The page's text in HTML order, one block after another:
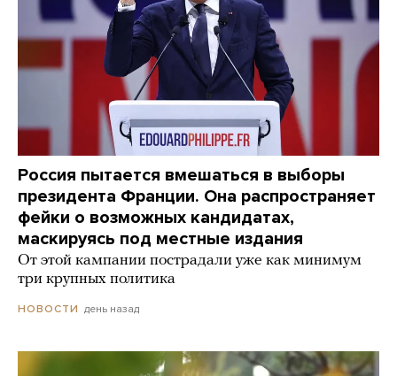
Россия пытается вмешаться в выборы
президента Франции. Она распространяет
фейки о возможных кандидатах,
маскируясь под местные издания
От этой кампании пострадали уже как минимум
три крупных политика
НОВОСТИ день назад